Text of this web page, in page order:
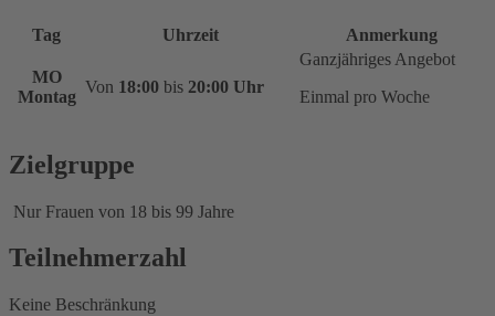
Tag Uhrzeit Anmerkung
MO
Montag
Von 18:00 bis 20:00 Uhr
Ganzjähriges Angebot
Einmal pro Woche
Zielgruppe
Nur Frauen von 18 bis 99 Jahre
Teilnehmerzahl
Keine Beschränkung